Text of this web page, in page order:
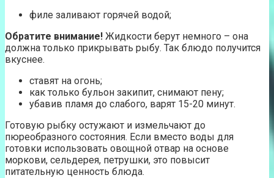
филе заливают горячей водой;
Обратите внимание! Жидкости берут немного – она
должна только прикрывать рыбу. Так блюдо получится
вкуснее.
ставят на огонь;
как только бульон закипит, снимают пену;
убавив пламя до слабого, варят 15-20 минут.
Готовую рыбку остужают и измельчают до
пюреобразного состояния. Если вместо воды для
готовки использовать овощной отвар на основе
моркови, сельдерея, петрушки, это повысит
питательную ценность блюда.